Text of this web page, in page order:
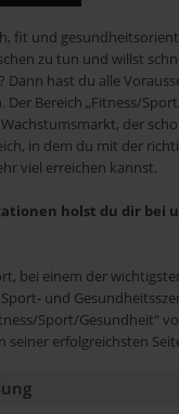
fit und
zu tun und willst
Dann hast du alle
Der Bereich „Fitness/
der
in dem du mit der
viel erreichen kannst.
holst du dir bei
bei einem der
und
Sport/Gesundheit“
seiner erfolgreichsten